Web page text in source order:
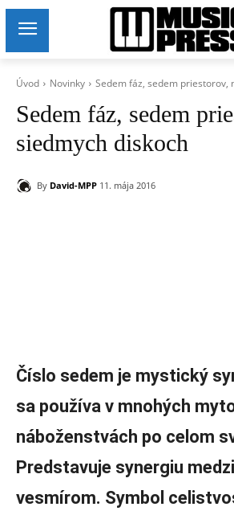
Úvod Novinky Sedem fáz, sedem priestorov,
Sedem fáz, sedem
siedmych diskoch
By David-MPP 11. mája 2016
Číslo sedem je mystický
sa používa v mnohých
náboženstvách po celom
Predstavuje synergiu
vesmírom. Symbol